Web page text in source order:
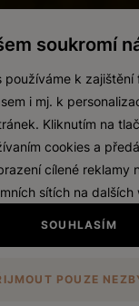
© 2026 ZNOVÍN ZNOJMO,
Prohlášení o přístupnosti
alkoholických nápojů
VytvořilwebProgress
soukromí
používáme k
i mj. k
Kliknutím na
cookies a
cílené reklamy
sítích na dalších
SOUHLASÍM
POUZE